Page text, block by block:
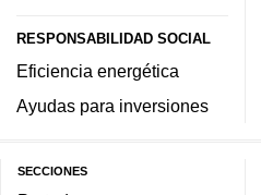
RESPONSABILIDAD SOCIAL
Eficiencia energética
Ayudas para inversiones
SECCIONES